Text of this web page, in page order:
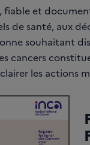
et
de santé, aux
souhaitant
cancers
les actions